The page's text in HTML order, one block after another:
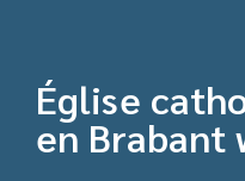
Église
en Brabant